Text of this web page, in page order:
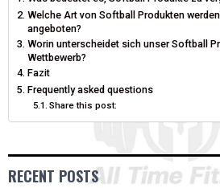
T
T
E
R
)
O R
Welche Art von Softball Produkten
angeboten?
Worin unterscheidet sich unser Softball
Wettbewerb?
Fazit
Frequently asked questions
Share this post:
RECENT POSTS